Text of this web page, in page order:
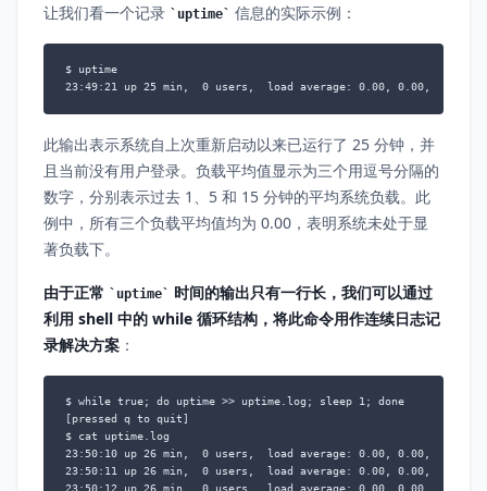
让我们看一个记录 uptime 信息的实际示例：
$ uptime
23:49:21 up 25 min,  0 users,  load average: 0.00, 0.00, 0.00
此输出表示系统自上次重新启动以来已运行了 25 分钟，并
且当前没有用户登录。负载平均值显示为三个用逗号分隔的
数字，分别表示过去 1、5 和 15 分钟的平均系统负载。此
例中，所有三个负载平均值均为 0.00，表明系统未处于显
著负载下。
由于正常 uptime
时间的输出只有一行长，我们可以通过
利用 shell 中的 while 循环结构，将此命令用作连续日志记
录解决方案 ：
$ while true; do uptime >> uptime.log; sleep 1; done
[pressed q to quit]
$ cat uptime.log
23:50:10 up 26 min,  0 users,  load average: 0.00, 0.00, 0.00
23:50:11 up 26 min,  0 users,  load average: 0.00, 0.00, 0.00